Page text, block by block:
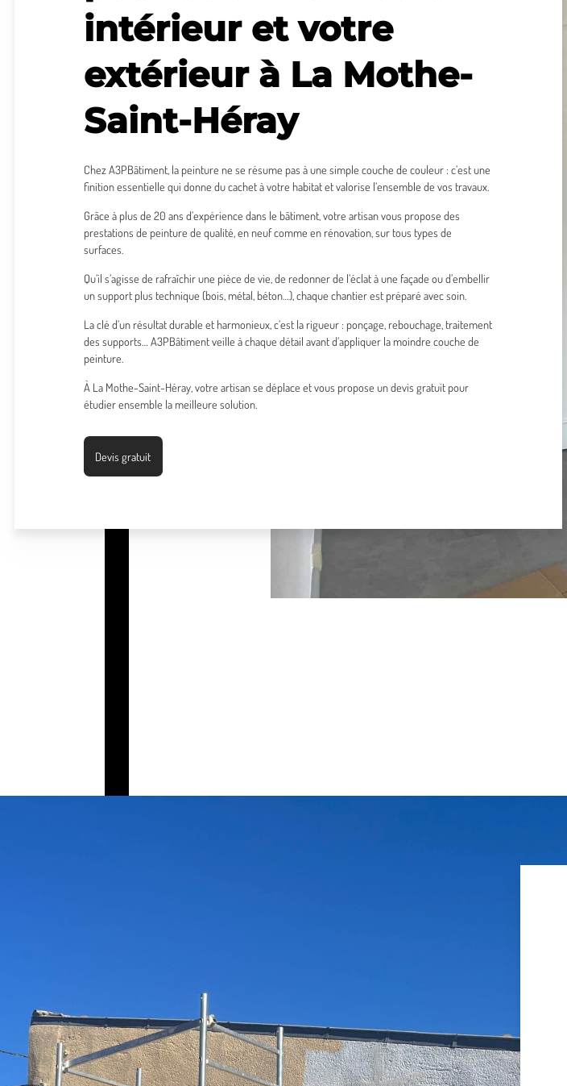
intérieur et votre
extérieur à La Mothe-
Saint-Héray
Chez A3PBâtiment, la peinture ne se résume pas à une simple couche de couleur : c’est une
finition essentielle qui donne du cachet à votre habitat et valorise l’ensemble de vos travaux.
Grâce à plus de 20 ans d’expérience dans le bâtiment, votre artisan vous propose des
prestations de peinture de qualité, en neuf comme en rénovation, sur tous types de
surfaces.
Qu’il s’agisse de rafraîchir une pièce de vie, de redonner de l’éclat à une façade ou d’embellir
un support plus technique (bois, métal, béton…), chaque chantier est préparé avec soin.
La clé d’un résultat durable et harmonieux, c’est la rigueur : ponçage, rebouchage, traitement
des supports… A3PBâtiment veille à chaque détail avant d’appliquer la moindre couche de
peinture.
À La Mothe-Saint-Héray, votre artisan se déplace et vous propose un devis gratuit pour
étudier ensemble la meilleure solution.
Devis gratuit